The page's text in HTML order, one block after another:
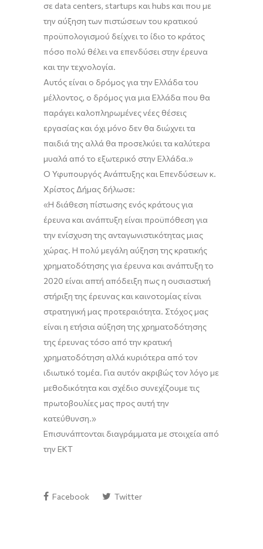
σε data centers, startups και hubs και που με
την αύξηση των πιστώσεων του κρατικού
προϋπολογισμού δείχνει το ίδιο το κράτος
πόσο πολύ θέλει να επενδύσει στην έρευνα
και την τεχνολογία.
Αυτός είναι ο δρόμος για την Ελλάδα του
μέλλοντος, ο δρόμος για μια Ελλάδα που θα
παράγει καλοπληρωμένες νέες θέσεις
εργασίας και όχι μόνο δεν θα διώχνει τα
παιδιά της αλλά θα προσελκύει τα καλύτερα
μυαλά από το εξωτερικό στην Ελλάδα.»
Ο Υφυπουργός Ανάπτυξης και Επενδύσεων κ.
Χρίστος Δήμας δήλωσε:
«Η διάθεση πίστωσης ενός κράτους για
έρευνα και ανάπτυξη είναι προϋπόθεση για
την ενίσχυση της ανταγωνιστικότητας μιας
χώρας. Η πολύ μεγάλη αύξηση της κρατικής
χρηματοδότησης για έρευνα και ανάπτυξη το
2020 είναι απτή απόδειξη πως η ουσιαστική
στήριξη της έρευνας και καινοτομίας είναι
στρατηγική μας προτεραιότητα. Στόχος μας
είναι η ετήσια αύξηση της χρηματοδότησης
της έρευνας τόσο από την κρατική
χρηματοδότηση αλλά κυριότερα από τον
ιδιωτικό τομέα. Για αυτόν ακριβώς τον λόγο με
μεθοδικότητα και σχέδιο συνεχίζουμε τις
πρωτοβουλίες μας προς αυτή την
κατεύθυνση.»
Επισυνάπτονται διαγράμματα με στοιχεία από
την ΕΚΤ
Facebook Twitter